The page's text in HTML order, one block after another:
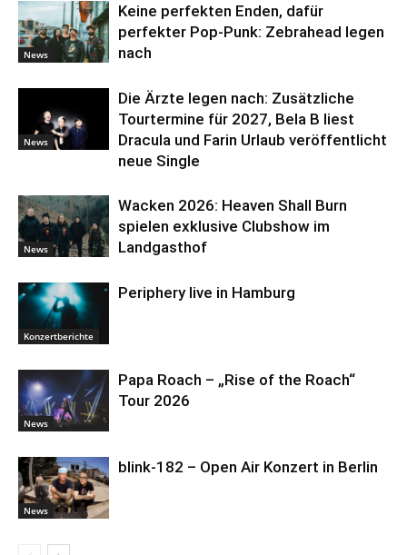
News
Keine perfekten Enden, dafür
perfekter Pop-Punk: Zebrahead legen
nach
News
Die Ärzte legen nach: Zusätzliche
Tourtermine für 2027, Bela B liest
Dracula und Farin Urlaub veröffentlicht
neue Single
News
Wacken 2026: Heaven Shall Burn
spielen exklusive Clubshow im
Landgasthof
Konzertberichte
Periphery live in Hamburg
News
Papa Roach – „Rise of the Roach“
Tour 2026
News
blink-182 – Open Air Konzert in Berlin